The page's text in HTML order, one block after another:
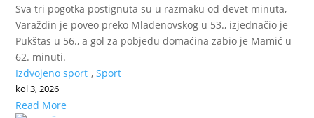
Sva tri pogotka postignuta su u razmaku od devet minuta,
Varaždin je poveo preko Mladenovskog u 53., izjednačio je
Pukštas u 56., a gol za pobjedu domaćina zabio je Mamić u
62. minuti.
Izdvojeno sport ,Sport
kol 3, 2026
Read More